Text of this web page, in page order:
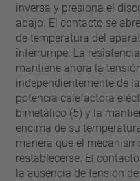
inversa y presiona el
abajo. El contacto se
de temperatura del
interrumpe. La
mantiene ahora la
independientemente de
potencia calefactora
bimetálico (5) y la
encima de su
manera que el
restablecerse. El
la ausencia de tensión